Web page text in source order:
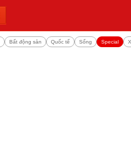
Bất động sản Quốc tế Sống Special